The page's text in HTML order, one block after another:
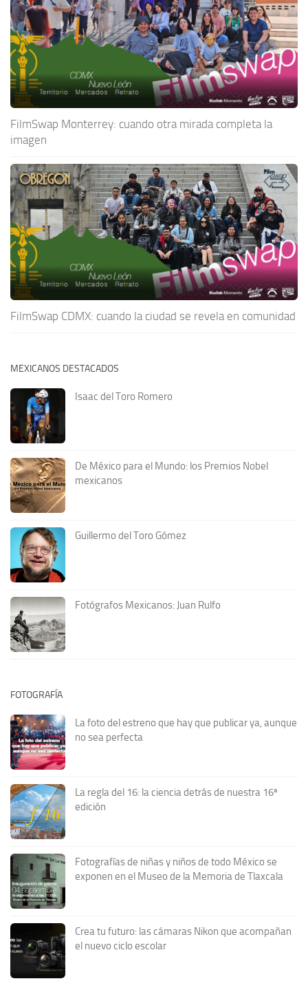
FilmSwap Monterrey: cuando otra mirada completa la
imagen
FilmSwap CDMX: cuando la ciudad se revela en comunidad
MEXICANOS DESTACADOS
Isaac del Toro Romero
De México para el Mundo: los Premios Nobel
mexicanos
Guillermo del Toro Gómez
Fotógrafos Mexicanos: Juan Rulfo
FOTOGRAFÍA
La foto del estreno que hay que publicar ya, aunque
no sea perfecta
La regla del 16: la ciencia detrás de nuestra 16ª
edición
Fotografías de niñas y niños de todo México se
exponen en el Museo de la Memoria de Tlaxcala
Crea tu futuro: las cámaras Nikon que acompañan
el nuevo ciclo escolar